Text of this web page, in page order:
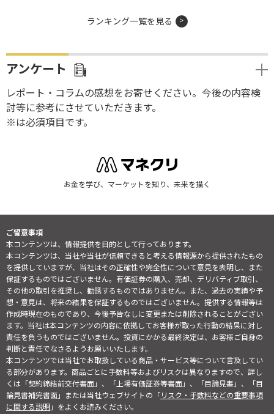
ランキング一覧を見る
アンケート
レポート・コラムの感想をお寄せください。今後の内容検
討等に参考にさせていただきます。
※は必須項目です。
お金を学び、マーケットを知り、未来を描く
ご留意事項
本コンテンツは、情報提供を目的として行っております。
本コンテンツは、当社や当社が信頼できると考える情報源から提供されたもの
を提供していますが、当社はその正確性や完全性について意見を表明し、また
保証するものではございません。有価証券の購入、売却、デリバティブ取引、
その他の取引を推奨し、勧誘するものではありません。また、過去の実績や予
想・意見は、将来の結果を保証するものではございません。提供する情報等は
作成時現在のものであり、今後予告なしに変更または削除されることがござい
ます。当社は本コンテンツの内容に依拠してお客様が取った行動の結果に対し
責任を負うものではございません。投資にかかる最終決定は、お客様ご自身の
判断と責任でなさるようお願いいたします。
本コンテンツでは当社でお取扱している商品・サービス等について言及してい
る部分があります。商品ごとに手数料等およびリスクは異なりますので、詳し
くは「契約締結前交付書面」、「上場有価証券等書面」、「目論見書」、「目
論見書補完書面」または当社ウェブサイトの「リスク・手数料などの重要事項
に関する説明」をよくお読みください。